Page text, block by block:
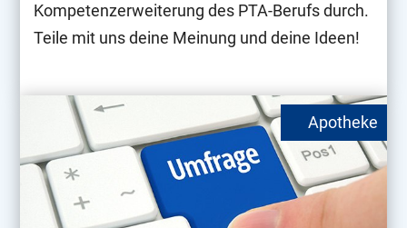
Kompetenzerweiterung des PTA-Berufs durch.
Teile mit uns deine Meinung und deine Ideen!